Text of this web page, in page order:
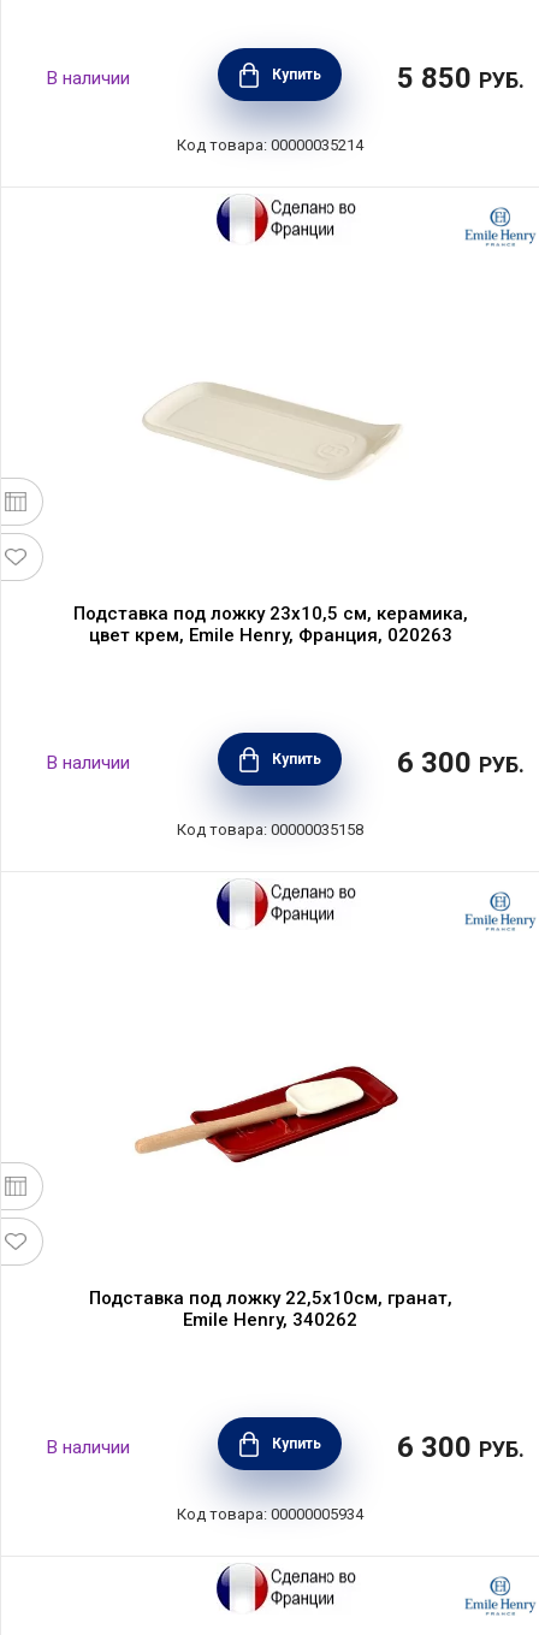
В наличии Купить 5 850 РУБ.
Код товара: 00000035214
Подставка под ложку 23х10,5 см, керамика,
цвет крем, Emile Henry, Франция, 020263
В наличии Купить 6 300 РУБ.
Код товара: 00000035158
Подставка под ложку 22,5х10см, гранат,
Emile Henry, 340262
В наличии Купить 6 300 РУБ.
Код товара: 00000005934